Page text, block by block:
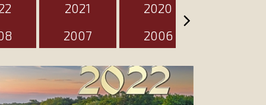
2021 2020
2007 2006